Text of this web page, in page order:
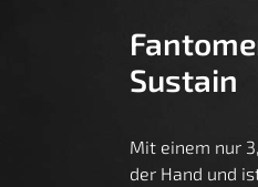
Sustain
Mit einem nur
der Hand und